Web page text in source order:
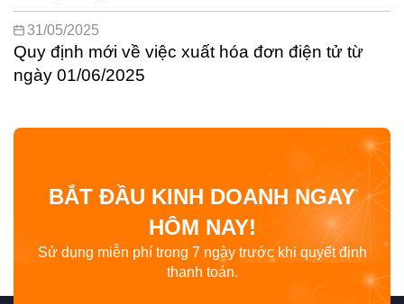
tảng phổ biến nhất
31/05/2025
Quy định mới về việc xuất hóa đơn điện tử từ
ngày 01/06/2025
BẮT ĐẦU KINH DOANH NGAY
HÔM NAY!
Sử dụng miễn phí trong 7 ngày trước khi quyết định
thanh toán.